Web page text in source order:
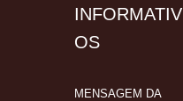
INFORMATIV
OS
MENSAGEM DA